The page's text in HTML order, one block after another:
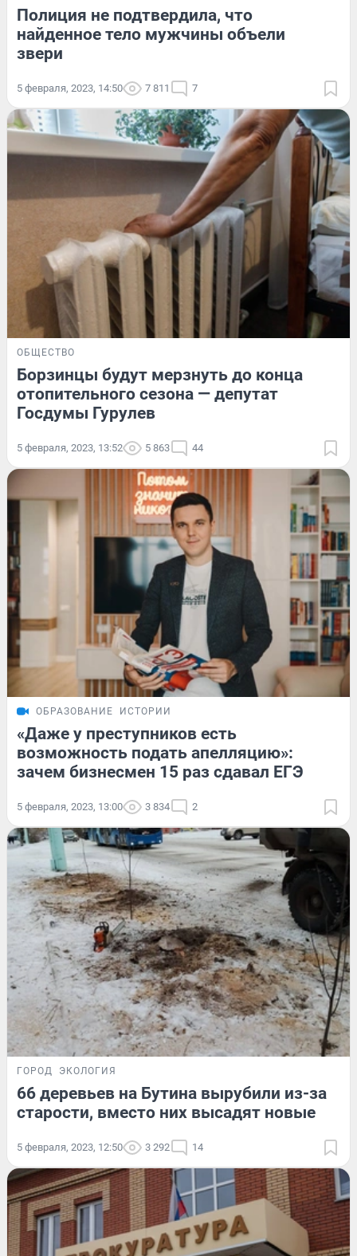
Полиция не подтвердила, что
найденное тело мужчины объели
звери
5 февраля, 2023, 14:50 7 811 7
ОБЩЕСТВО
Борзинцы будут мерзнуть до конца
отопительного сезона — депутат
Госдумы Гурулев
5 февраля, 2023, 13:52 5 863 44
ОБРАЗОВАНИЕ ИСТОРИИ
«Даже у преступников есть
возможность подать апелляцию»:
зачем бизнесмен 15 раз сдавал ЕГЭ
5 февраля, 2023, 13:00 3 834 2
ГОРОД ЭКОЛОГИЯ
66 деревьев на Бутина вырубили из-за
старости, вместо них высадят новые
5 февраля, 2023, 12:50 3 292 14